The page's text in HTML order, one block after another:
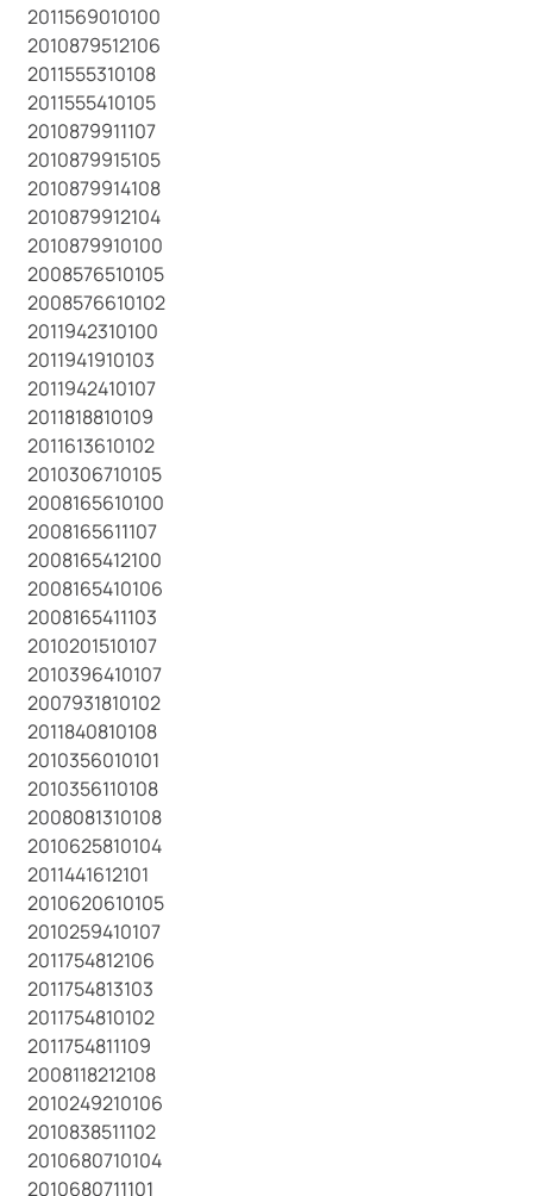
2011569010100
2010879512106
2011555310108
2011555410105
2010879911107
2010879915105
2010879914108
2010879912104
2010879910100
2008576510105
2008576610102
2011942310100
2011941910103
2011942410107
2011818810109
2011613610102
2010306710105
2008165610100
2008165611107
2008165412100
2008165410106
2008165411103
2010201510107
2010396410107
2007931810102
2011840810108
2010356010101
2010356110108
2008081310108
2010625810104
2011441612101
2010620610105
2010259410107
2011754812106
2011754813103
2011754810102
2011754811109
2008118212108
2010249210106
2010838511102
2010680710104
2010680711101